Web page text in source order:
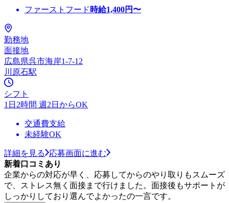
ファーストフード 時給1,400円〜
勤務地
面接地
広島県呉市海岸1-7-12
川原石駅
シフト
1日2時間 週2日からOK
交通費支給
未経験OK
詳細を見る
応募画面に進む
新着口コミあり
企業からの対応が早く、応募してからのやり取りもスムーズ
で、ストレス無く面接まで行けました。面接後もサポートが
しっかりしており選んでよかったの一言です。